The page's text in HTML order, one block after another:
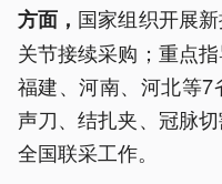
方面， 国家组织开展
关节接续采购；重点
福建、河南、河北等7
声刀、结扎夹、冠脉
全国联采工作。